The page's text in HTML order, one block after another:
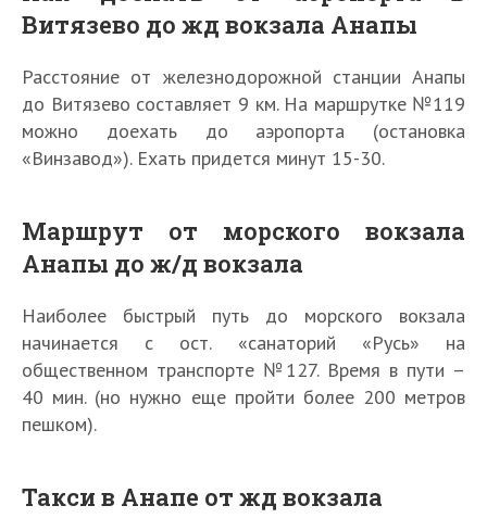
Витязево до жд вокзала Анапы
Расстояние от железнодорожной станции Анапы
до Витязево составляет 9 км. На маршрутке №119
можно доехать до аэропорта (остановка
«Винзавод»). Ехать придется минут 15-30.
Маршрут от морского вокзала
Анапы до ж/д вокзала
Наиболее быстрый путь до морского вокзала
начинается с ост. «санаторий «Русь» на
общественном транспорте №127. Время в пути –
40 мин. (но нужно еще пройти более 200 метров
пешком).
Такси в Анапе от жд вокзала